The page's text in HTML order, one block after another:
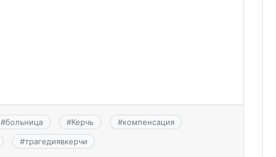
#больница #Керчь #компенсация
#трагедиявкерчи